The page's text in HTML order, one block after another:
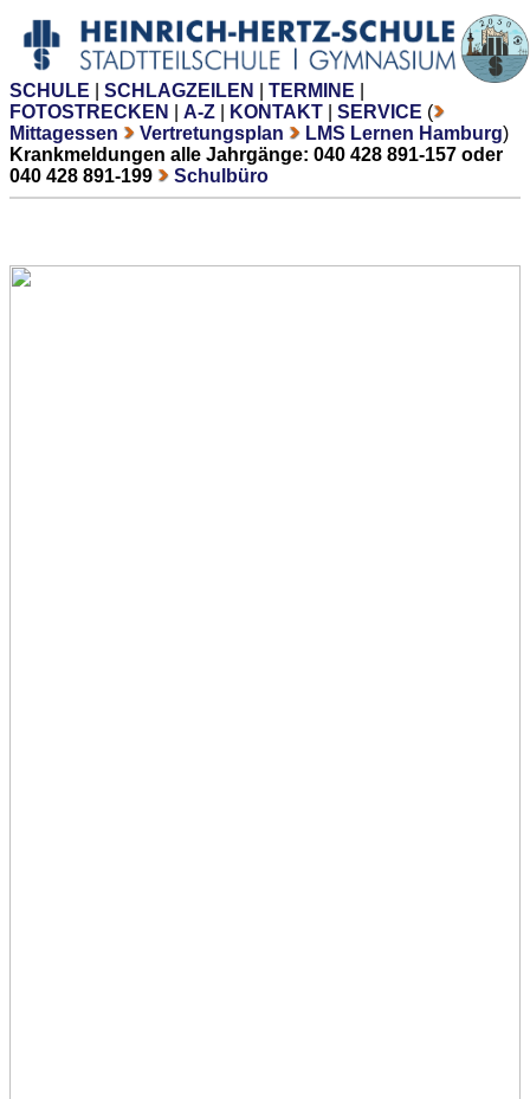
SCHULE SCHLAGZEILEN TERMINE
FOTOSTRECKEN
A-Z KONTAKT SERVICE (
Mittagessen
Vertretungsplan LMS Lernen Hamburg)
Krankmeldungen alle Jahrgänge: 040 428 891-157 oder
040 428 891-199
Schulbüro